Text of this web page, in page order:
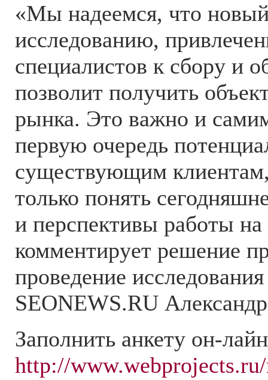
«Мы надеемся, что
исследованию,
специалистов к сбору и
позволит получить
рынка. Это важно и
первую очередь
существующим
только понять
и перспективы работы
комментирует решение
проведение
SEONEWS.RU
Заполнить анкету он-
http://